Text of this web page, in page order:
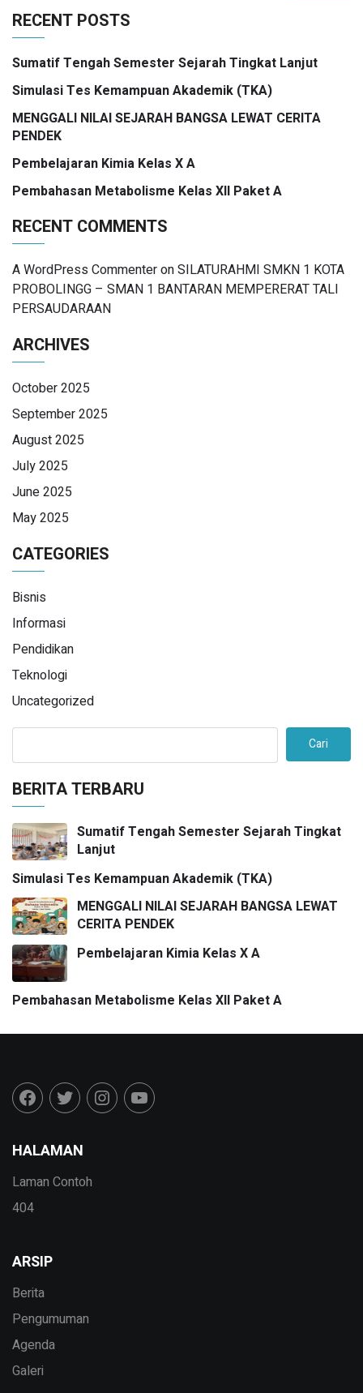
RECENT POSTS
Sumatif Tengah Semester Sejarah Tingkat Lanjut
Simulasi Tes Kemampuan Akademik (TKA)
MENGGALI NILAI SEJARAH BANGSA LEWAT CERITA
PENDEK
Pembelajaran Kimia Kelas X A
Pembahasan Metabolisme Kelas XII Paket A
RECENT COMMENTS
A WordPress CommenteronSILATURAHMI SMKN 1 KOTA
PROBOLINGG – SMAN 1 BANTARAN MEMPERERAT TALI
PERSAUDARAAN
ARCHIVES
October 2025
September 2025
August 2025
July 2025
June 2025
May 2025
CATEGORIES
Bisnis
Informasi
Pendidikan
Teknologi
Uncategorized
Cari
BERITA TERBARU
Sumatif Tengah Semester Sejarah Tingkat
Lanjut
Simulasi Tes Kemampuan Akademik (TKA)
MENGGALI NILAI SEJARAH BANGSA LEWAT
CERITA PENDEK
Pembelajaran Kimia Kelas X A
Pembahasan Metabolisme Kelas XII Paket A
HALAMAN
Laman Contoh
404
ARSIP
Berita
Pengumuman
Agenda
Galeri